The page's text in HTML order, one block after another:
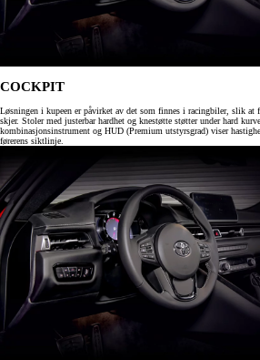
COCKPIT
Løsningen i kupeen er påvirket av det som finnes i racingbiler, slik at
skjer. Stoler med justerbar hardhet og knestøtte støtter under hard
kombinasjonsinstrument og HUD (Premium utstyrsgrad) viser
førerens siktlinje.